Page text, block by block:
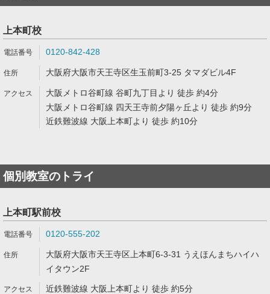
上本町校
0120-842-428
大阪府大阪市天王寺区生玉前町3-25 タマダビル4F
大阪メトロ谷町線 谷町九丁目より 徒歩 約4分
大阪メトロ谷町線 四天王寺前夕陽ヶ丘より 徒歩 約9分
近鉄難波線 大阪上本町より 徒歩 約10分
個別教室のトライ
上本町駅前校
0120-555-202
大阪府大阪市天王寺区上本町6-3-31 うえほんまちハイハ
イタウン2F
近鉄難波線 大阪上本町より 徒歩 約5分